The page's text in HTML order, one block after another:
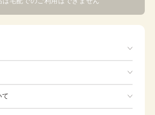
式をすべて含みます。
て